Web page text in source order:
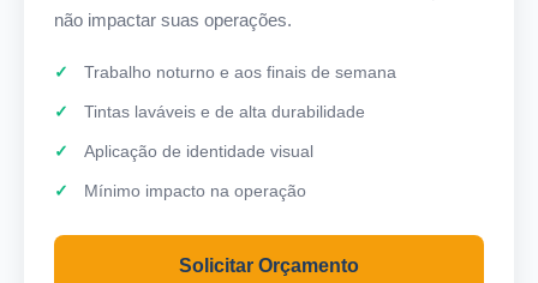
não impactar suas operações.
Trabalho noturno e aos finais de semana
Tintas laváveis e de alta durabilidade
Aplicação de identidade visual
Mínimo impacto na operação
Solicitar Orçamento